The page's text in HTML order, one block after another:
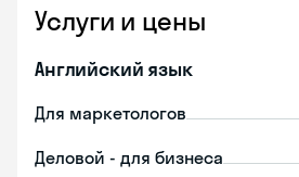
Услуги и цены
Английский язык
Для маркетологов
Деловой - для бизнеса